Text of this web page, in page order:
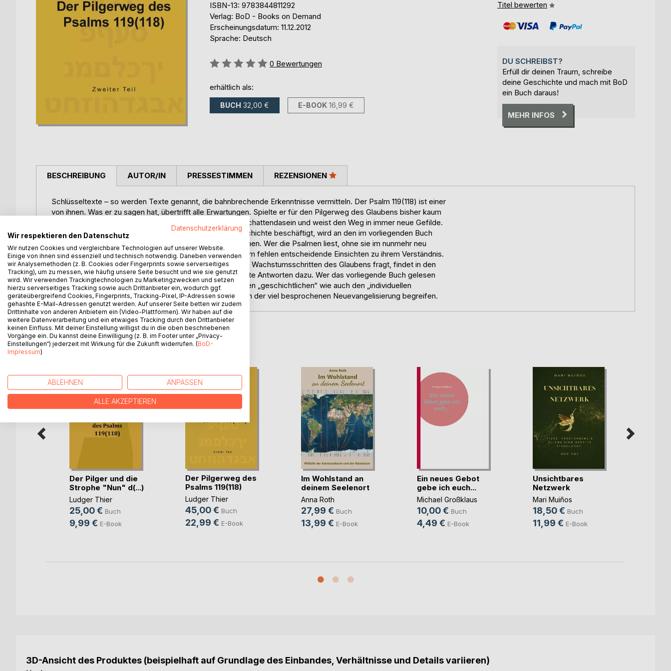
ISBN-13: 9783844811292
Verlag: BoD - Books on Demand
Erscheinungsdatum: 11.12.2012
Sprache: Deutsch
Bewertung::
0 Bewertungen
erhältlich als:
BUCH 32,00 € E-BOOK 16,99 €
Titel bewerten
DU SCHREIBST?
Erfüll dir deinen Traum, schreibe
deine Geschichte und mach mit BoD
ein Buch daraus!
MEHR INFOS
BESCHREIBUNG
Schlüsseltexte – so werden Texte genannt, die bahnbrechende Erkenntnisse vermitteln. Der Psalm 119(118) ist einer
von ihnen. Was er zu sagen hat, übertrifft alle Erwartungen. Spielte er für den Pilgerweg des Glaubens bisher kaum
eine Rolle, so holt ihn das vorliegende Buch aus seinem Schattendasein und weist den Weg in immer neue Gefilde.
Wer sich mit dem Gang und Sinn der Welt- oder Heilsgeschichte beschäftigt, wird an den im vorliegenden Buch
gegebenen Deutungen und Einteilungen nicht vorbeikommen. Wer die Psalmen liest, ohne sie im nunmehr neu
erstrahlenden Licht des Psalms 119(118) zu betrachten, dem fehlen entscheidende Einsichten zu ihrem Verständnis.
Wer mit Blick auf seinen persönlichen Pilgerweg nach den Wachstumsschritten des Glaubens fragt, findet in den
Strophen und Versen des Psalms 119(118) biblisch verbürgte Antworten dazu. Wer das vorliegende Buch gelesen
hat, wird die Kenntnis der Glaubensdynamik, die sowohl den „geschichtlichen“ wie auch den „individuellen
Pilgerweg“ bestimmt, als mitentscheidend für ein Gelingen der viel besprochenen Neuevangelisierung begreifen.
AUTOR/IN PRESSESTIMMEN REZENSIONEN
WEITERE TITEL BEIBoD
Der Pilger und die
Strophe "Nun" d(...)
Ludger Thier
25,00 € Buch
9,99 € E-Book
Der Pilgerweg des
Psalms 119(118)
Ludger Thier
45,00 € Buch
22,99 € E-Book
Im Wohlstand an
deinem Seelenort
Anna Roth
27,99 € Buch
13,99 € E-Book
Ein neues Gebot
gebe ich euch...
Michael Großklaus
10,00 € Buch
4,49 € E-Book
Unsichtbares
Netzwerk
Mari Muiños
18,50 € Buch
11,99 € E-Book
3D-Ansicht des Produktes (beispielhaft auf Grundlage des Einbandes, Verhältnisse und Details variieren)
Datenschutzerklärung
Wir respektieren den Datenschutz
Wir nutzen Cookies und vergleichbare Technologien auf unserer Website.
Einige von ihnen sind essenziell und technisch notwendig. Daneben verwenden
wir Analysemethoden (z. B. Cookies oder Fingerprints sowie serverseitiges
Tracking), um zu messen, wie häufig unsere Seite besucht und wie sie genutzt
wird. Wir verwenden Trackingtechnologien zu Marketingzwecken und setzen
hierzu serverseitiges Tracking sowie auch Drittanbieter ein, wodurch ggf.
geräteübergreifend Cookies, Fingerprints, Tracking-Pixel, IP-Adressen sowie
gehashte E-Mail-Adressen genutzt werden. Auf unserer Seite betten wir zudem
Drittinhalte von anderen Anbietern ein (Video-Plattformen). Wir haben auf die
weitere Datenverarbeitung und ein etwaiges Tracking durch den Drittanbieter
keinen Einfluss. Mit deiner Einstellung willigst du in die oben beschriebenen
Vorgänge ein. Du kannst deine Einwilligung (z. B. im Footer unter „Privacy-
Einstellungen“) jederzeit mit Wirkung für die Zukunft widerrufen. (BoD-
Impressum)
ABLEHNEN ANPASSEN
ALLE AKZEPTIEREN